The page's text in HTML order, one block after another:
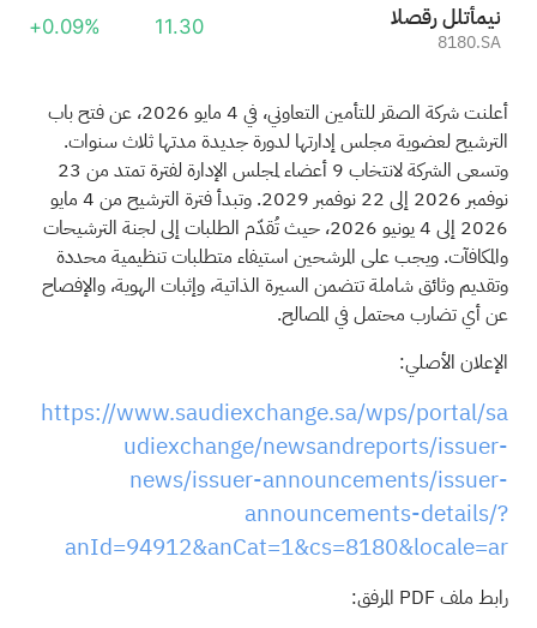
الصقر للتأمين
8180.SA
11.30
+0.09%
أعلنت شركة الصقر للتأمين التعاوني، في 4 مايو 2026، عن فتح باب
الترشيح لعضوية مجلس إدارتها لدورة جديدة مدتها ثلاث سنوات.
وتسعى الشركة لانتخاب 9 أعضاء لمجلس الإدارة لفترة تمتد من 23
نوفمبر 2026 إلى 22 نوفمبر 2029. وتبدأ فترة الترشيح من 4 مايو
2026 إلى 4 يونيو 2026، حيث تُقدّم الطلبات إلى لجنة الترشيحات
والمكافآت. ويجب على المرشحين استيفاء متطلبات تنظيمية محددة
وتقديم وثائق شاملة تتضمن السيرة الذاتية، وإثبات الهوية، والإفصاح
عن أي تضارب محتمل في المصالح.
الإعلان الأصلي:
https://www.saudiexchange.sa/wps/portal/sa
udiexchange/newsandreports/issuer-
news/issuer-announcements/issuer-
announcements-details/?
anId=94912&anCat=1&cs=8180&locale=ar
رابط ملف PDF المرفق: